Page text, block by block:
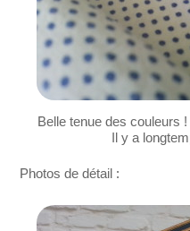
Belle tenue des couleurs
Il y a
Photos de détail :